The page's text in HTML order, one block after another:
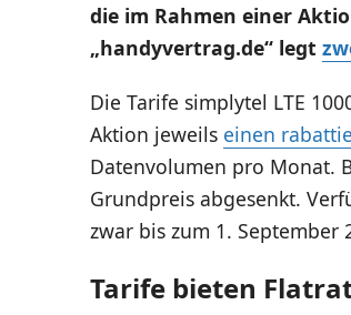
die im Rahmen einer
„handyvertrag.de“ legt
Die Tarife simplytel LTE
Aktion jeweils einen
Datenvolumen pro Monat.
Grundpreis abgesenkt.
zwar bis zum 1. September
Tarife bieten